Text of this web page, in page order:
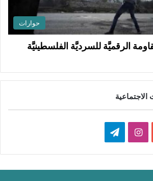
حوارات
الرقميَّة للسرديَّة الفلسطينيَّة
انستقرامتيلقرام